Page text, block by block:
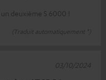
deuxième S 6000 !
(Traduit automatiquement *)
03/10/2024